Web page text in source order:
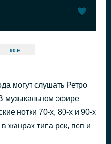
90-Е
могут слушать Ретро
музыкальном эфире
нотки 70-х, 80-х и 90-х
жанрах типа рок, поп и